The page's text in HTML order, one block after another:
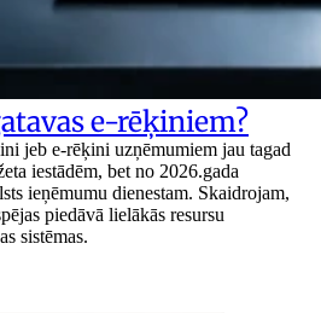
e-rēķiniem?
jeb e-rēķini uzņēmumiem jau tagad
iestādēm, bet no 2026.gada
ieņēmumu dienestam. Skaidrojam,
piedāvā lielākās resursu
sistēmas.